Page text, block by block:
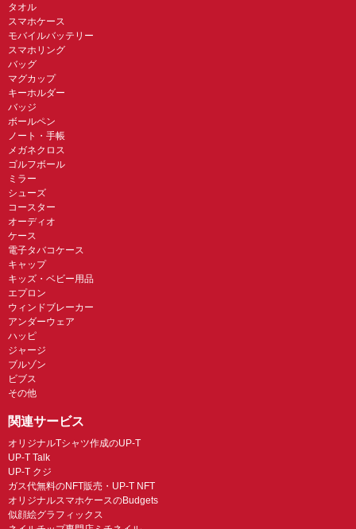
タオル
スマホケース
モバイルバッテリー
スマホリング
バッグ
マグカップ
キーホルダー
バッジ
ボールペン
ノート・手帳
メガネクロス
ゴルフボール
ミラー
シューズ
コースター
オーディオ
ケース
電子タバコケース
キャップ
キッズ・ベビー用品
エプロン
ウィンドブレーカー
アンダーウェア
ハッピ
ジャージ
ブルゾン
ビブス
その他
関連サービス
オリジナルTシャツ作成のUP-T
UP-T Talk
UP-T クジ
ガス代無料のNFT販売・UP-T NFT
オリジナルスマホケースのBudgets
似顔絵グラフィックス